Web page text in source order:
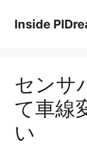
Inside
センサ
て車線
い